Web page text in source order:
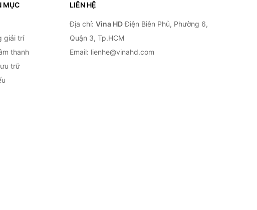
MỤC
giải trí
thanh
trữ
LIÊN HỆ
Địa chỉ: Vina HDĐiện Biên Phủ, Phường 6,
Quận 3, Tp.HCM
Email: lienhe@vinahd.com